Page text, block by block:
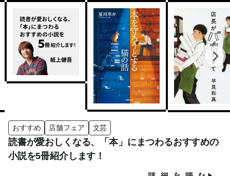
おすすめ 店舗フェア 文芸
読書が愛おしくなる、「本」にまつわるおすすめの
小説を5冊紹介します！